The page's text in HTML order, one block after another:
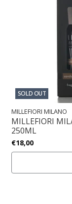
SOLD OUT
MILLEFIORI MILANO
MILLEFIORI
250ML
€18,00